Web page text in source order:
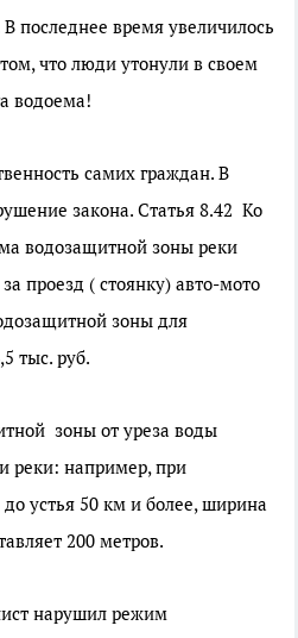
В последнее время увеличилось
что люди утонули в своем
водоема!
самих граждан. В
закона. Статья 8.42 Ко
водозащитной зоны реки
проезд ( стоянку) авто-мото
зоны для
тыс. руб.
зоны от уреза воды
реки: например, при
устья 50 км и более, ширина
200 метров.
нарушил режим